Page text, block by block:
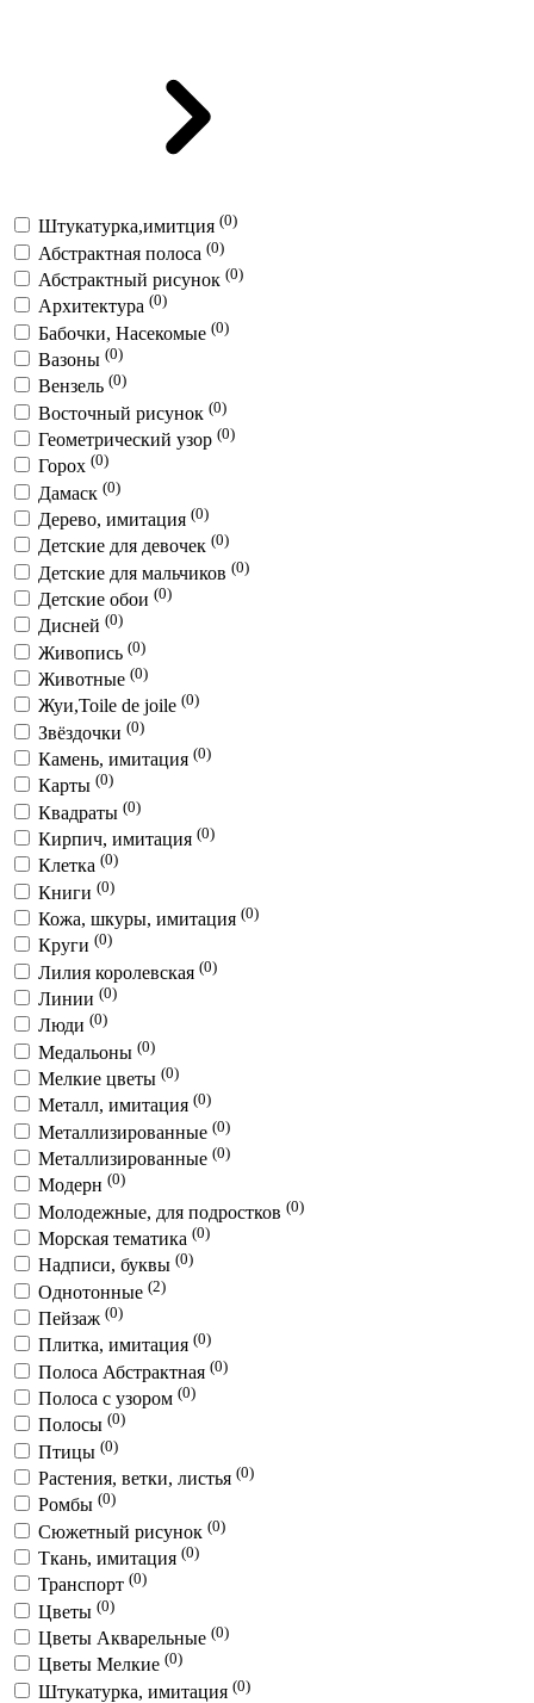
Штукатурка,имитция (0)
Абстрактная полоса (0)
Абстрактный рисунок (0)
Архитектура (0)
Бабочки, Насекомые (0)
Вазоны (0)
Вензель (0)
Восточный рисунок (0)
Геометрический узор (0)
Горох (0)
Дамаск (0)
Дерево, имитация (0)
Детские для девочек (0)
Детские для мальчиков (0)
Детские обои (0)
Дисней (0)
Живопись (0)
Животные (0)
Жуи,Toile de joile (0)
Звёздочки (0)
Камень, имитация (0)
Карты (0)
Квадраты (0)
Кирпич, имитация (0)
Клетка (0)
Книги (0)
Кожа, шкуры, имитация (0)
Круги (0)
Лилия королевская (0)
Линии (0)
Люди (0)
Медальоны (0)
Мелкие цветы (0)
Металл, имитация (0)
Металлизированные (0)
Металлизированные (0)
Модерн (0)
Молодежные, для подростков (0)
Морская тематика (0)
Надписи, буквы (0)
Однотонные (2)
Пейзаж (0)
Плитка, имитация (0)
Полоса Абстрактная (0)
Полоса с узором (0)
Полосы (0)
Птицы (0)
Растения, ветки, листья (0)
Ромбы (0)
Сюжетный рисунок (0)
Ткань, имитация (0)
Транспорт (0)
Цветы (0)
Цветы Акварельные (0)
Цветы Мелкие (0)
Штукатурка, имитация (0)